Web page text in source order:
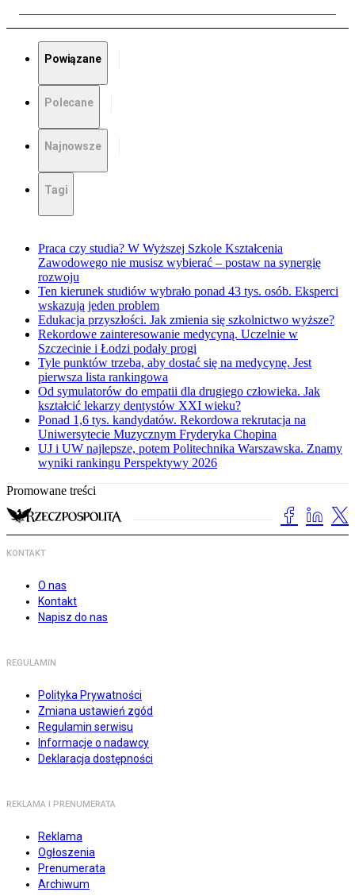
Powiązane
Polecane
Najnowsze
Tagi
Praca czy studia? W Wyższej Szkole Kształcenia
Zawodowego nie musisz wybierać – postaw na synergię
rozwoju
Ten kierunek studiów wybrało ponad 43 tys. osób. Eksperci
wskazują jeden problem
Edukacja przyszłości. Jak zmienia się szkolnictwo wyższe?
Rekordowe zainteresowanie medycyną. Uczelnie w
Szczecinie i Łodzi podały progi
Tyle punktów trzeba, aby dostać się na medycynę. Jest
pierwsza lista rankingowa
Od symulatorów do empatii dla drugiego człowieka. Jak
kształcić lekarzy dentystów XXI wieku?
Ponad 1,6 tys. kandydatów. Rekordowa rekrutacja na
Uniwersytecie Muzycznym Fryderyka Chopina
UJ i UW najlepsze, potem Politechnika Warszawska. Znamy
wyniki rankingu Perspektywy 2026
Promowane treści
KONTAKT
O nas
Kontakt
Napisz do nas
REGULAMIN
Polityka Prywatności
Zmiana ustawień zgód
Regulamin serwisu
Informacje o nadawcy
Deklaracja dostępności
REKLAMA I PRENUMERATA
Reklama
Ogłoszenia
Prenumerata
Archiwum